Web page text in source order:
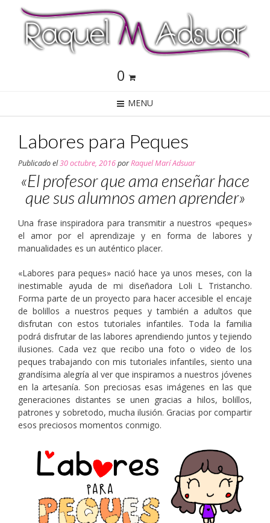
0
MENU
Labores para Peques
Publicado el30 octubre, 2016porRaquel Marí Adsuar
«El profesor que ama enseñar hace
que sus alumnos amen aprender»
Una frase inspiradora para transmitir a nuestros «peques»
el amor por el aprendizaje y en forma de labores y
manualidades es un auténtico placer.
«Labores para peques» nació hace ya unos meses, con la
inestimable ayuda de mi diseñadora Loli L Tristancho.
Forma parte de un proyecto para hacer accesible el encaje
de bolillos a nuestros peques y también a adultos que
disfrutan con estos tutoriales infantiles. Toda la familia
podrá disfrutar de las labores aprendiendo juntos y tejiendo
ilusiones. Cada vez que recibo una foto o video de los
peques trabajando con mis tutoriales infantiles, siento una
grandísima alegría al ver que inspiramos a nuestros jóvenes
en la artesanía. Son preciosas esas imágenes en las que
generaciones distantes se unen gracias a hilos, bolillos,
patrones y sobretodo, mucha ilusión. Gracias por compartir
esos preciosos momentos conmigo.